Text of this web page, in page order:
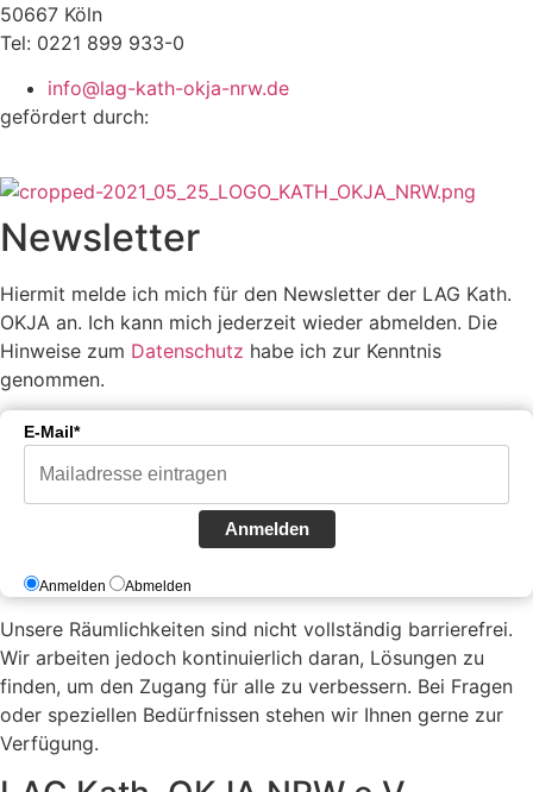
50667 Köln
Tel: 0221 899 933-0
info@lag-kath-okja-nrw.de
gefördert durch:
Newsletter
Hiermit melde ich mich für den Newsletter der LAG Kath.
OKJA an. Ich kann mich jederzeit wieder abmelden. Die
Hinweise zum Datenschutz habe ich zur Kenntnis
genommen.
E-Mail*
Anmelden
Anmelden Abmelden
Unsere Räumlichkeiten sind nicht vollständig barrierefrei.
Wir arbeiten jedoch kontinuierlich daran, Lösungen zu
finden, um den Zugang für alle zu verbessern. Bei Fragen
oder speziellen Bedürfnissen stehen wir Ihnen gerne zur
Verfügung.